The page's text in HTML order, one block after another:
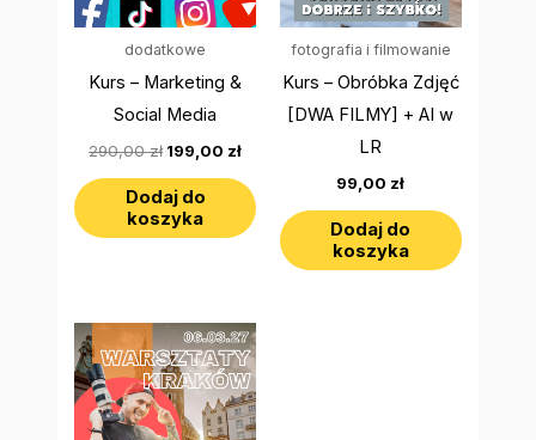
dodatkowe
Kurs – Marketing &
Social Media
290,00zł 199,00 zł
Dodaj do
koszyka
fotografia i filmowanie
Kurs – Obróbka Zdjęć
[DWA FILMY] + AI w
LR
99,00 zł
Dodaj do
koszyka